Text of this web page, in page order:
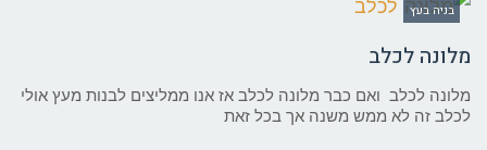
בניה בעץ
מלונה לכלב
מלונה לכלב ואם כבר מלונה לכלב אז אנו ממליצים לבנות מעץ אולי
לכלב זה לא ממש משנה אך בכל זאת